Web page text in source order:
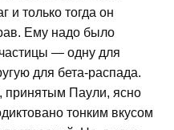
и только тогда он
Ему надо было
— одну для
для бета-распада.
Паули, ясно
тонким вкусом